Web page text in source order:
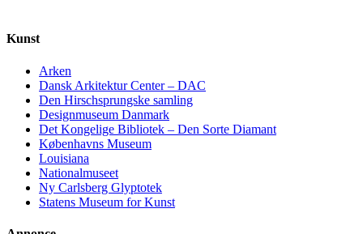
Kunst
Arken
Dansk Arkitektur Center – DAC
Den Hirschsprungske samling
Designmuseum Danmark
Det Kongelige Bibliotek – Den Sorte Diamant
Københavns Museum
Louisiana
Nationalmuseet
Ny Carlsberg Glyptotek
Statens Museum for Kunst